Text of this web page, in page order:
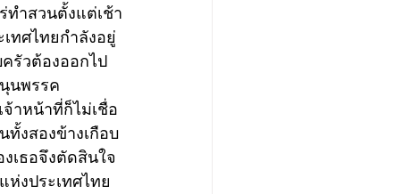
ทำสวนตั้งแต่เช้า
ทศไทยกำลังอยู่
รัวต้องออกไป
นพรรค
าหน้าที่ก็ไม่เชื่อ
งสองข้างเกือบ
เธอจึงตัดสินใจ
งประเทศไทย